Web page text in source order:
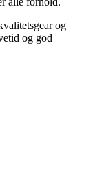
og
og god